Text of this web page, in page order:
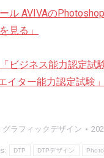
ル AVIVAの
見る」
「ビジネス能力認定試
イター能力認定試験」
グラフィックデザイン
DTP DTPデザイン